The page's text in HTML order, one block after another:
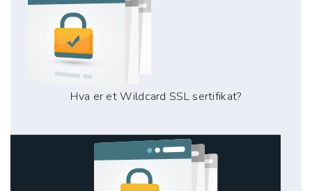
Hva er et Wildcard SSL sertifikat?